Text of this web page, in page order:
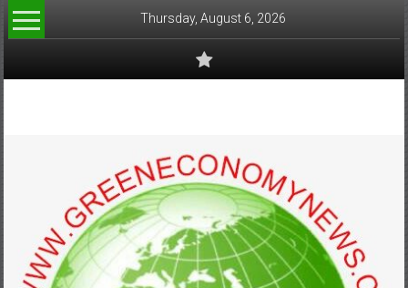
Skip
to
Thursday, August 6, 2026